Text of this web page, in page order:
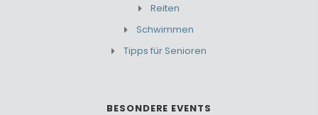
Reiten
Schwimmen
Tipps für Senioren
BESONDERE EVENTS